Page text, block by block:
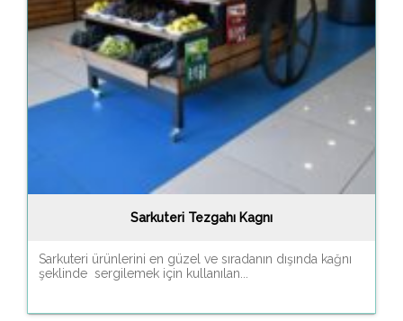
Sarkuteri Tezgahı Kagnı
Sarkuteri ürünlerini en güzel ve sıradanın dışında kağnı
şeklinde sergilemek için kullanılan...